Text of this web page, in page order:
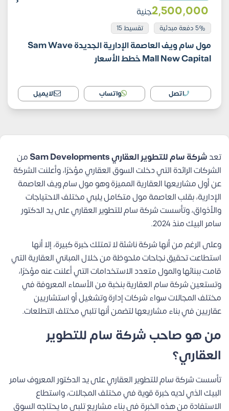
2٬500٬000جنية
5% دفعة مبدئية تقسيط 15
مول سام ويف العاصمة الإدارية الجديدة Sam Wave
Mall New Capital خطط الأسعار
اتصل واتساب الايميل
تعدشركة سام للتطوير العقاري Sam Developments
من
الشركات الرائدة التي دخلت السوق العقاري مؤخرًا، وأعلنت الشركة
عن أول مشاريعها العقارية المميزة وهو مول سام ويف العاصمة
الإدارية، بقلب العاصمة مول متكامل يلبي مختلف الاحتياجات
والأذواق، وتأسست شركة سام للتطوير العقاري على يد الدكتور
سامر البيك منذ 2024.
وعلى الرغم من أنها شركة ناشئة لا تمتلك خبرة كبيرة، إلا أنها
استطاعت تحقيق نجاحات ملحوظة من خلال المباني العقارية التي
قامت ببنائها والمول متعدد الاستخدامات التي أعلنت عنه مؤخرًا،
وتستعين شركة سام العقارية بنخبة من الأسماء المعروفة في
مختلف المجالات سواء شركات إدارة وتشغيل أو استشاريين
عقاريين في بناء مشاريعها لتضمن أنها تلبي مختلف التطلعات.
من هو صاحب شركة سام للتطوير
العقاري؟
تأسست شركة سام للتطوير العقاري على يد الدكتور المعروف سامر
البيك الذي لديه خبرة قوية في مختلف المجالات، واستطاع
الاستفادة من هذه الخبرة في بناء مشاريع تلبي ما يحتاجه السوق